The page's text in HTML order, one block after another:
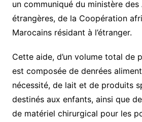
un communiqué du ministère
étrangères, de la Coopération
Marocains résidant à l’étranger.
Cette aide, d’un volume total de
est composée de denrées
nécessité, de lait et de produits
destinés aux enfants, ainsi que
de matériel chirurgical pour les